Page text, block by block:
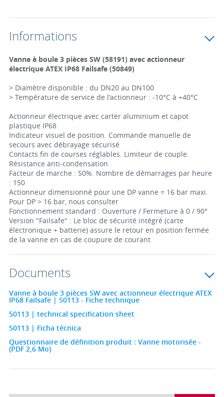
Informations
Vanne à boule 3 pièces SW (58191) avec actionneur
électrique ATEX IP68 Failsafe (50849)
> Diamètre disponible : du DN20 au DN100
> Température de service de l'actionneur : -10°C à +40°C
Actionneur électrique avec carter aluminium et capot
plastique IP68
Indicateur visuel de position. Commande manuelle de
secours avec débrayage sécurisé
Contacts fin de courses réglables. Limiteur de couple.
Résistance anti-condensation
Facteur de marche : 50%. Nombre de démarrages par heure
: 150
Actionneur dimensionné pour une DP vanne = 16 bar maxi.
Pour DP > 16 bar, nous consulter
Fonctionnement standard : Ouverture / Fermeture à 0 / 90°
Version "Failsafe" : Le bloc de sécurité intégré (carte
électronique + batterie) assure le retour en position fermée
de la vanne en cas de coupure de courant
Documents
Vanne à boule 3 pièces SW avec actionneur électrique ATEX
IP68 Failsafe | 50113 - Fiche technique
50113 | technical specification sheet
50113 | Ficha técnica
Questionnaire de définition produit : Vanne motorisée -
(PDF 2,6 Mo)